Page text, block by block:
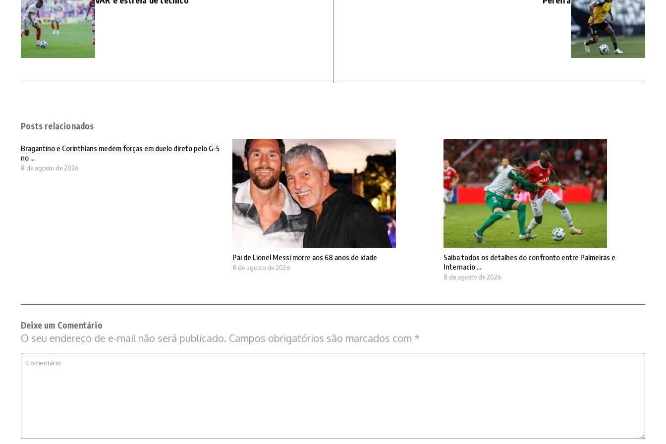
Posts relacionados
Bragantino e Corinthians medem forças em duelo direto pelo G-5
no ...
8 de agosto de 2026
Pai de Lionel Messi morre aos 68 anos de idade
8 de agosto de 2026
Saiba todos os detalhes do confronto entre Palmeiras e
Internacio ...
8 de agosto de 2026
Deixe um Comentário
O seu endereço de e-mail não será publicado. Campos obrigatórios são marcados com *